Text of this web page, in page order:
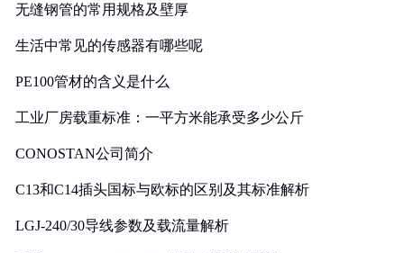
无缝钢管的常用规格及壁厚
生活中常见的传感器有哪些呢
PE100管材的含义是什么
工业厂房载重标准：一平方米能承受多少公斤
CONOSTAN公司简介
C13和C14插头国标与欧标的区别及其标准解析
LGJ-240/30导线参数及载流量解析